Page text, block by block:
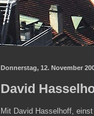
Donnerstag, 12. November
David
Mit David Hasselhoff,